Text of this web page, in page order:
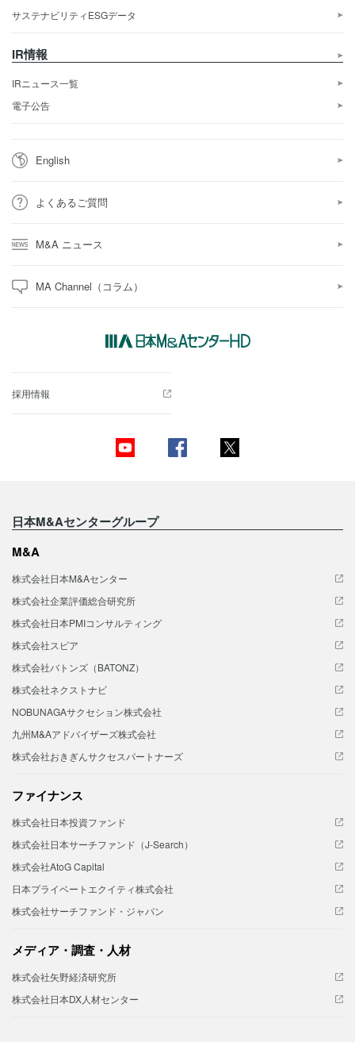
サステナビリティESGデータ
IR情報
IRニュース一覧
電子公告
English
よくあるご質問
M&A ニュース
MA Channel（コラム）
採用情報
日本M&Aセンターグループ
M&A
株式会社日本M&Aセンター
株式会社企業評価総合研究所
株式会社日本PMIコンサルティング
株式会社スピア
株式会社バトンズ（BATONZ）
株式会社ネクストナビ
NOBUNAGAサクセション株式会社
九州M&Aアドバイザーズ株式会社
株式会社おきぎんサクセスパートナーズ
ファイナンス
株式会社日本投資ファンド
株式会社日本サーチファンド（J-Search）
株式会社AtoG Capital
日本プライベートエクイティ株式会社
株式会社サーチファンド・ジャパン
メディア・調査・人材
株式会社矢野経済研究所
株式会社日本DX人材センター